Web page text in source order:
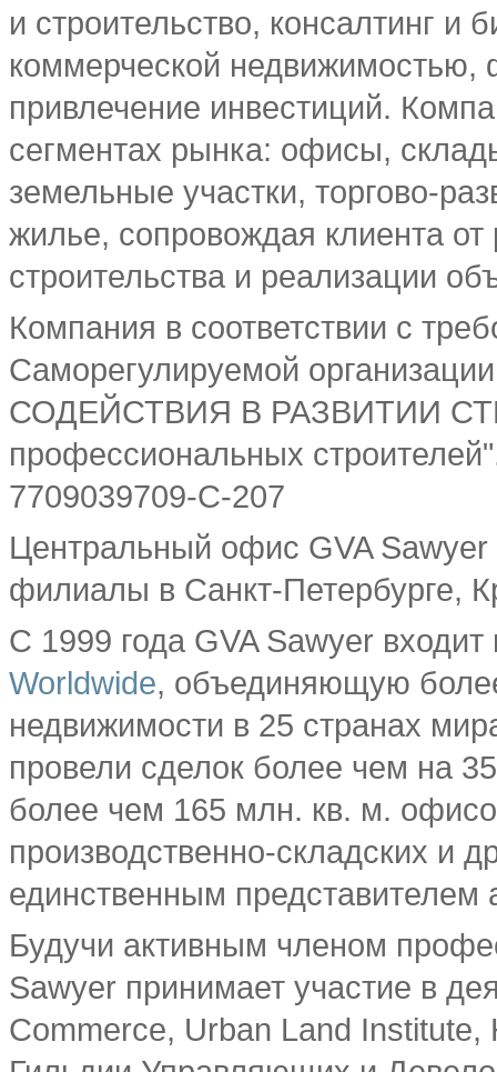
и строительство, консалтинг и
коммерческой недвижимостью,
привлечение инвестиций.
сегментах рынка: офисы,
земельные участки, торгово-
жилье, сопровождая клиента
строительства и реализации
Компания в соответствии с
Саморегулируемой
СОДЕЙСТВИЯ В РАЗВИТИИ
профессиональных
7709039709-С-207
Центральный офис GVA
филиалы в Санкт-Петербурге,
С 1999 года GVA Sawyer
Worldwide, объединяющую
недвижимости в 25 странах
провели сделок более чем на
более чем 165 млн. кв. м.
производственно-складских и
единственным представителем
Будучи активным членом
Sawyer принимает участие в
Commerce, Urban Land